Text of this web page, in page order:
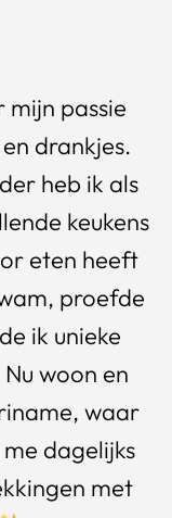
mijn passie
drankjes.
heb ik als
keukens
eten heeft
proefde
ik unieke
woon en
waar
dagelijks
met